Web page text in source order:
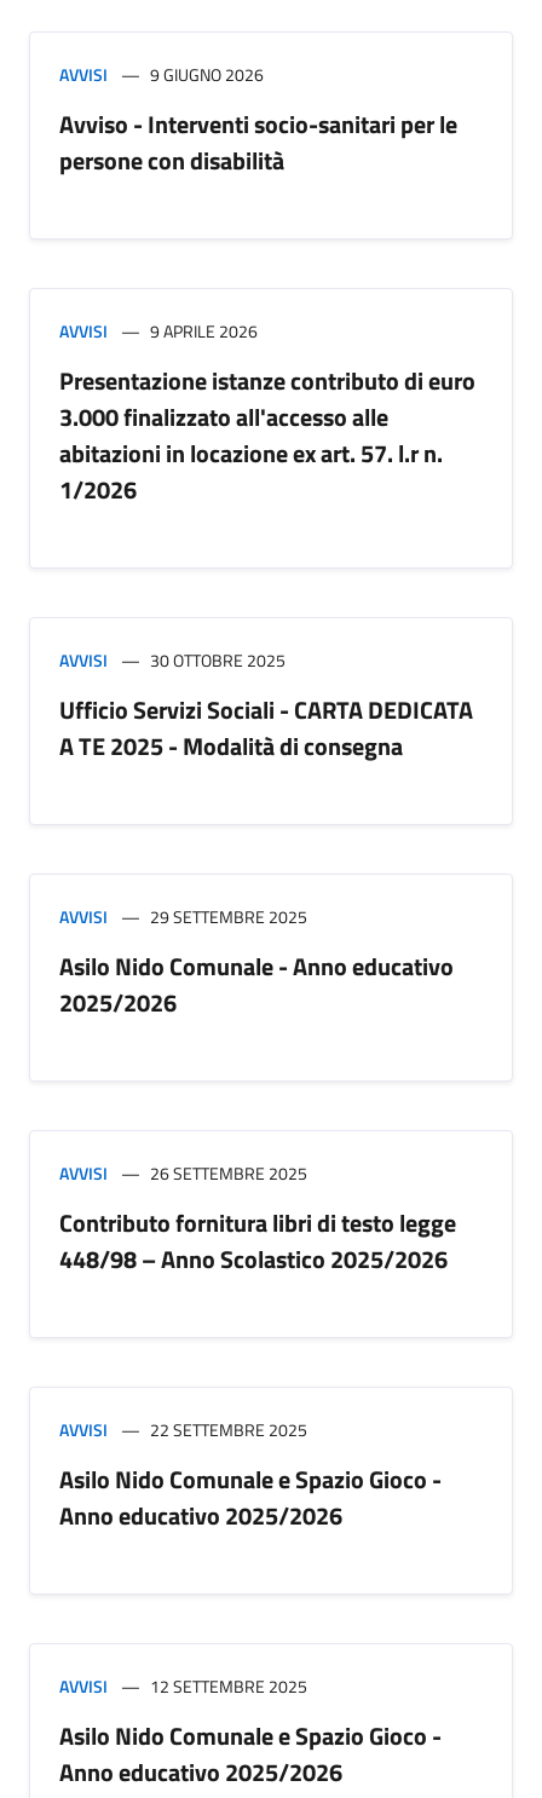
AVVISI 9 GIUGNO 2026
Avviso - Interventi socio-sanitari per le
persone con disabilità
AVVISI 9 APRILE 2026
Presentazione istanze contributo di euro
3.000 finalizzato all'accesso alle
abitazioni in locazione ex art. 57. l.r n.
1/2026
AVVISI 30 OTTOBRE 2025
Ufficio Servizi Sociali - CARTA DEDICATA
A TE 2025 - Modalità di consegna
AVVISI 29 SETTEMBRE 2025
Asilo Nido Comunale - Anno educativo
2025/2026
AVVISI 26 SETTEMBRE 2025
Contributo fornitura libri di testo legge
448/98 – Anno Scolastico 2025/2026
AVVISI 22 SETTEMBRE 2025
Asilo Nido Comunale e Spazio Gioco -
Anno educativo 2025/2026
AVVISI 12 SETTEMBRE 2025
Asilo Nido Comunale e Spazio Gioco -
Anno educativo 2025/2026